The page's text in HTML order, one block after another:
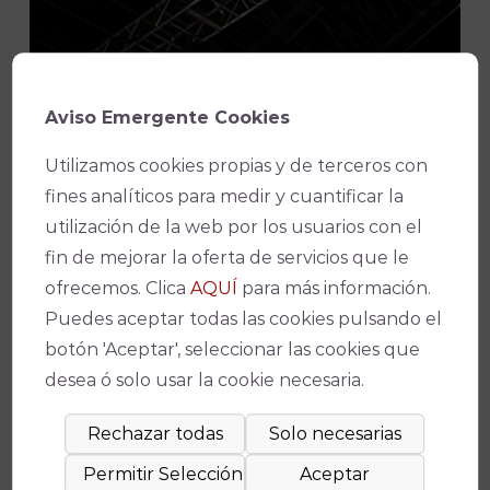
Suscríbete a nuestro boletín para
estar al día de la actualidad y de los
últimos espectáculos.
Consiento el uso de mis datos
para los fines indicados en la política
de privacidadPOLÍTICA DE
PRIVACIDAD.
Aviso Emergente Cookies
Utilizamos cookies propias y de terceros con
fines analíticos para medir y cuantificar la
utilización de la web por los usuarios con el
fin de mejorar la oferta de servicios que le
ofrecemos. ClicaAQUÍ para más información.
Puedes aceptar todas las cookies pulsando el
botón 'Aceptar', seleccionar las cookies que
desea ó solo usar la cookie necesaria.